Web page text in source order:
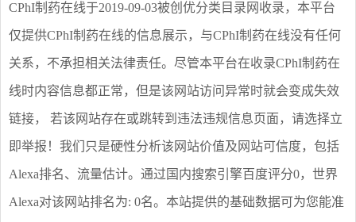
CPhI制药在线于2019-09-03被创优分类目录网收录，本平台
仅提供CPhI制药在线的信息展示，与CPhI制药在线没有任何
关系，不承担相关法律责任。尽管本平台在收录CPhI制药在
线时内容信息都正常，但是该网站访问异常时就会变成失效
链接， 若该网站存在或跳转到违法违规信息页面，请选择立
即举报 ！我们只是硬性分析该网站价值及网站可信度，包括
Alexa排名、流量估计。通过国内搜索引擎百度评分0，世界
Alexa对该网站排名为: 0名。本站提供的基础数据可为您能准